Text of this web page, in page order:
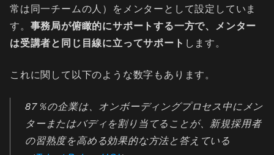
常は同一チームの人）をメンターとして設定していま
す。 事務局が俯瞰的にサポートする一方で、メンター
は受講者と同じ目線に立ってサポート します。
これに関して以下のような数字もあります。
87％の企業は、オンボーディングプロセス中にメン
ターまたはバディを割り当てることが、新規採用者
の習熟度を高める効果的な方法と答えている